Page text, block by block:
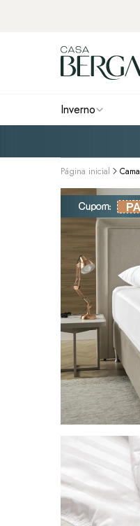
Inverno
Página inicial Cama